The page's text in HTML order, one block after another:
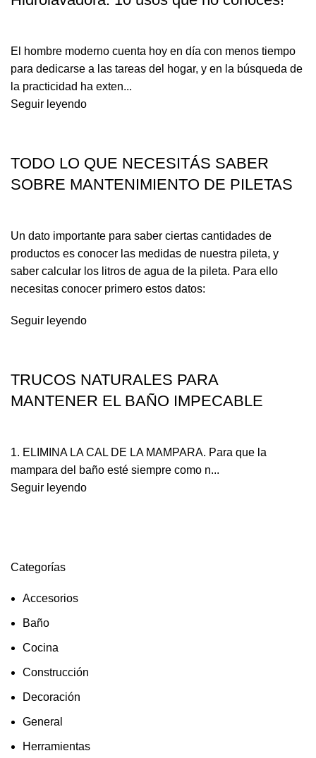
El hombre moderno cuenta hoy en día con menos tiempo
para dedicarse a las tareas del hogar, y en la búsqueda de
la practicidad ha exten...
Seguir leyendo
TODO LO QUE NECESITÁS SABER
SOBRE MANTENIMIENTO DE PILETAS
Un dato importante para saber ciertas cantidades de
productos es conocer las medidas de nuestra pileta, y
saber calcular los litros de agua de la pileta. Para ello
necesitas conocer primero estos datos:
Seguir leyendo
TRUCOS NATURALES PARA
MANTENER EL BAÑO IMPECABLE
1. ELIMINA LA CAL DE LA MAMPARA. Para que la
mampara del baño esté siempre como n...
Seguir leyendo
Categorías
Accesorios
Baño
Cocina
Construcción
Decoración
General
Herramientas